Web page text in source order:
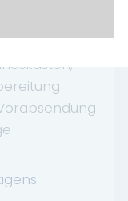
für nur